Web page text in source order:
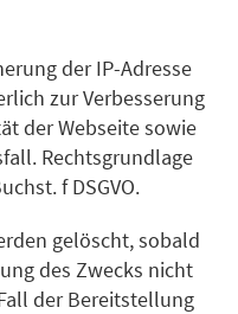
der IP-Adresse
zur Verbesserung
der Webseite sowie
Rechtsgrundlage
f DSGVO.
gelöscht, sobald
des Zwecks nicht
der Bereitstellung